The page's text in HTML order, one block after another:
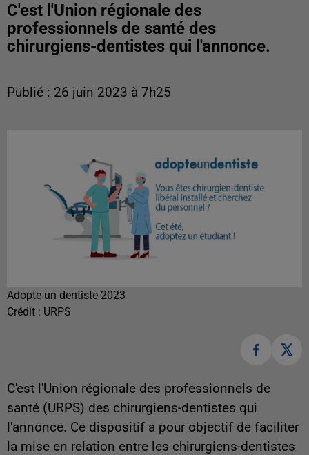
C'est l'Union régionale des
professionnels de santé des
chirurgiens-dentistes qui l'annonce.
Publié : 26 juin 2023 à 7h25
Adopte un dentiste 2023
Crédit : URPS
C'est l 'Union régionale des professionnels de
santé (URPS) des chirurgiens-dentistes qui
l'annonce. Ce dispositif a pour objectif de faciliter
la mise en relation entre les chirurgiens-dentistes